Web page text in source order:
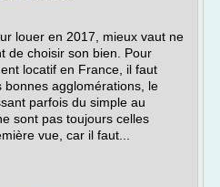
louer en 2017, mieux vaut ne
de choisir son bien. Pour
locatif en France, il faut
bonnes agglomérations, le
parfois du simple au
sont pas toujours celles
vue, car il faut...